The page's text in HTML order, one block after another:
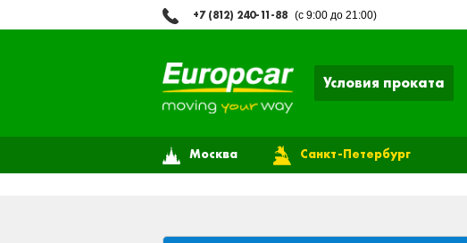
+7 (812) 240-11-88 (с 9:00 до 21:00)
Условия проката
Москва Санкт-Петербург